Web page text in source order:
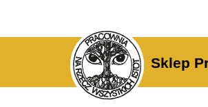
Sklep